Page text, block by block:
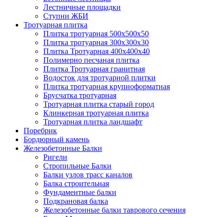
Лестничные площадки
Ступни ЖБИ
Тротуарная плитка
Плитка тротуарная 500х500х50
Плитка тротуарная 300х300х30
Плитка Тротуарная 400x400x40
Полимерно песчаная плитка
Плитка Тротуарная гранитная
Водосток для тротуарной плитки
Плитка тротуарная крупноформатная
Брусчатка тротуарная
Тротуарная плитка старый город
Клинкерная тротуарная плитка
Тротуарная плитка ландшафт
Поребрик
Бордюрный камень
Железобетонные Балки
Ригели
Стропильные Балки
Балки узлов трасс каналов
Балка строительная
Фундаментные балки
Подкрановая балка
Железобетонные балки таврового сечения